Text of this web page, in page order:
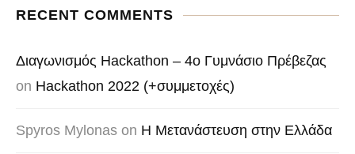
RECENT COMMENTS
Διαγωνισμός Hackathon – 4o Γυμνάσιο Πρέβεζας
on Hackathon 2022 (+συμμετοχές)
Spyros Mylonas on Η Μετανάστευση στην Ελλάδα